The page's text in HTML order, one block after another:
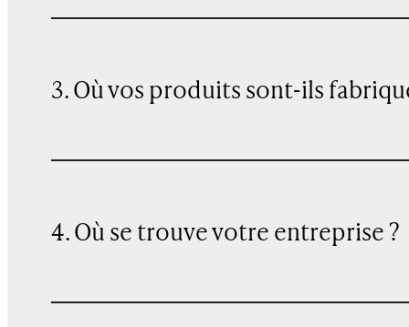
3. Où vos produits sont-ils
4. Où se trouve votre entreprise ?